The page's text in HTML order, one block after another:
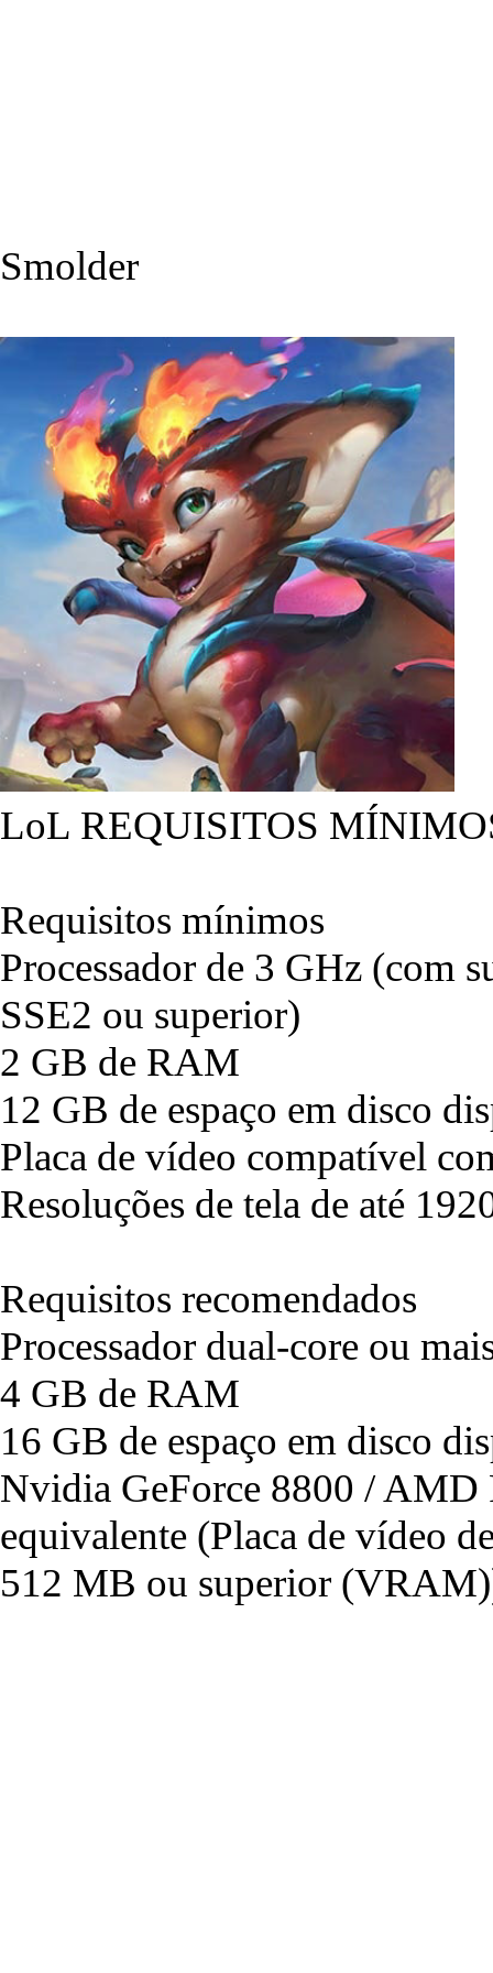
Smolder
LoL REQUISITOS
Requisitos mínimos
Processador de 3 GHz (com
SSE2 ou superior)
2 GB de RAM
12 GB de espaço em disco
Placa de vídeo compatível
Resoluções de tela de até
Requisitos recomendados
Processador dual-core ou
4 GB de RAM
16 GB de espaço em disco
Nvidia GeForce 8800 / AMD
equivalente (Placa de vídeo
512 MB ou superior